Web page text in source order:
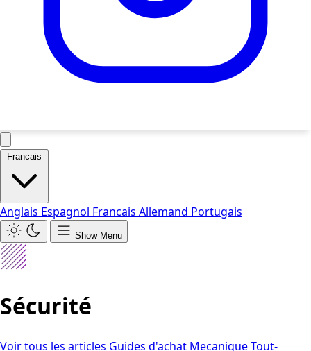
Francais
Anglais Espagnol Francais Allemand Portugais
Show Menu
Sécurité
Voir tous les articles Guides d'achat MecaniqueTout-